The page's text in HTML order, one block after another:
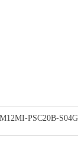
PSC20B-